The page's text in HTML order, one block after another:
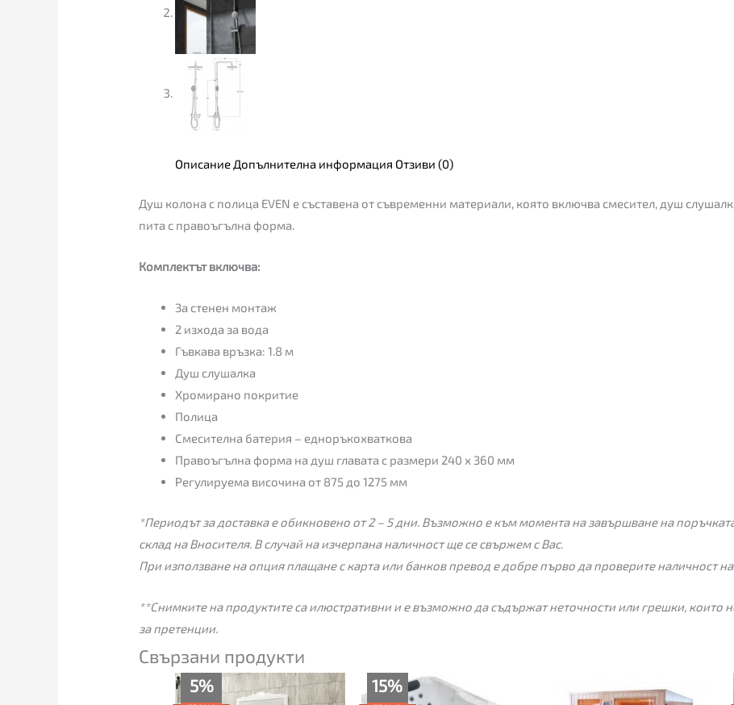
Описание Допълнителна информация Отзиви (0)
Душ колона с полица EVEN е съставена от съвременни материали, която включва смесител, душ
пита с правоъгълна форма.
Комплектът включва:
За стенен монтаж
2 изхода за вода
Гъвкава връзка: 1.8 м
Душ слушалка
Хромирано покритие
Полица
Смесителна батерия – едноръкохваткова
Правоъгълна форма на душ главата с размери 240 х 360 мм
Регулируема височина от 875 до 1275 мм
*Периодът за доставка е обикновено от 2 – 5 дни. Възможно е към момента на завършване на
склад на Вносителя. В случай на изчерпана наличност ще се свържем с Вас.
При използване на опция плащане с карта или банков превод е добре първо да проверите наличност
**Снимките на продуктите са илюстративни и е възможно да съдържат неточности или грешки, които
за претенции.
Свързани продукти
5%
Original
price
Текущата
цена
15%
range: